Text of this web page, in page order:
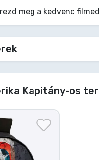
meg a kedvenc
Kapitány-os